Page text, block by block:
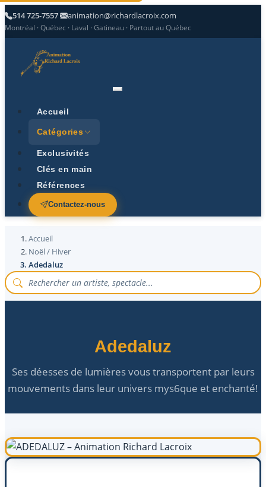
514 725-7557 animation@richardlacroix.com
Montréal · Québec · Laval · Gatineau · Partout au Québec
Accueil
Catégories
Exclusivités
Clés en main
Références
Contactez-nous
Accueil
Noël / Hiver
Adedaluz
Adedaluz
Ses déesses de lumières vous transportent par leurs
mouvements dans leur univers mys6que et enchanté!